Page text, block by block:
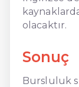
olacaktır.
Sonuç
Bursluluk